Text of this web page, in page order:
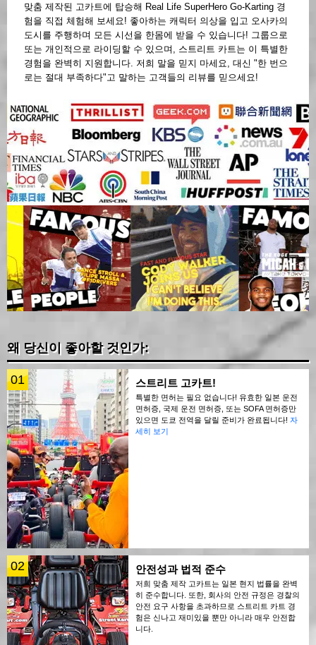
맞춤 제작된 고카트에 탑승해 Real Life SuperHero Go-Karting 경
험을 직접 체험해 보세요! 좋아하는 캐릭터 의상을 입고 오사카의
도시를 주행하며 모든 시선을 한몸에 받을 수 있습니다! 그룹으로
또는 개인적으로 라이딩할 수 있으며, 스트리트 카트는 이 특별한
경험을 완벽히 지원합니다. 저희 말을 믿지 마세요, 대신 "한 번으
로는 절대 부족하다"고 말하는 고객들의 리뷰를 믿으세요!
왜 당신이 좋아할 것인가:
01 스트리트 고카트!
특별한 면허는 필요 없습니다! 유효한 일본 운전
면허증, 국제 운전 면허증, 또는 SOFA 면허증만
있으면 도쿄 전역을 달릴 준비가 완료됩니다! 자
세히 보기
02 안전성과 법적 준수
저희 맞춤 제작 고카트는 일본 현지 법률을 완벽
히 준수합니다. 또한, 회사의 안전 규정은 경찰의
안전 요구 사항을 초과하므로 스트리트 카트 경
험은 신나고 재미있을 뿐만 아니라 매우 안전합
니다.